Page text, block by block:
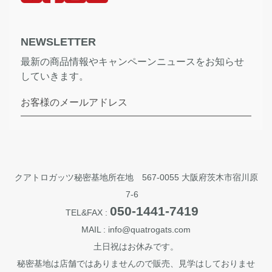
NEWSLETTER
最新の商品情報やキャンペーンニュースをお知らせ
していきます。
お客様のメールアドレス
クアトロガッツ秘密基地所在地 567-0055 大阪府茨木市宿川原
7-6
TEL&FAX : 050-1441-7419
MAIL : info@quatrogats.com
土日祝はお休みです。
秘密基地は店舗ではありませんので販売、見学はしておりませ